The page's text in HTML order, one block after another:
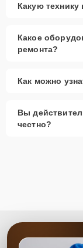
Какую
Какое
ремонта?
Как можно
Вы
честно?